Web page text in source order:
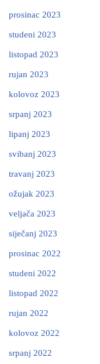
prosinac 2023
studeni 2023
listopad 2023
rujan 2023
kolovoz 2023
srpanj 2023
lipanj 2023
svibanj 2023
travanj 2023
ožujak 2023
veljača 2023
siječanj 2023
prosinac 2022
studeni 2022
listopad 2022
rujan 2022
kolovoz 2022
srpanj 2022